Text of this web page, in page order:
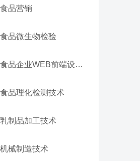
食品营销
食品微生物检验
食品企业WEB前端设计基础
食品理化检测技术
乳制品加工技术
机械制造技术